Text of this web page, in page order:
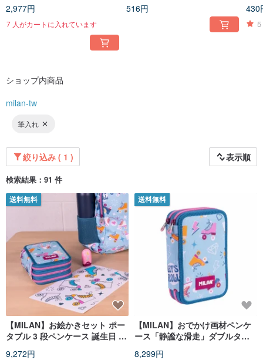
ん
2,977円
7 人がカートに入れています
516円
430
5
ショップ内商品
milan-tw
筆入れ
絞り込み ( 1 ) 表示順
検索結果：91 件
送料無料
【MILAN】お絵かきセット ポー
タブル 3 段ペンケース 誕生日 卒
9,272円
送料無料
【MILAN】おでかけ画材ペンケ
ース「静謐な滑走」ダブルタイ
8,299円